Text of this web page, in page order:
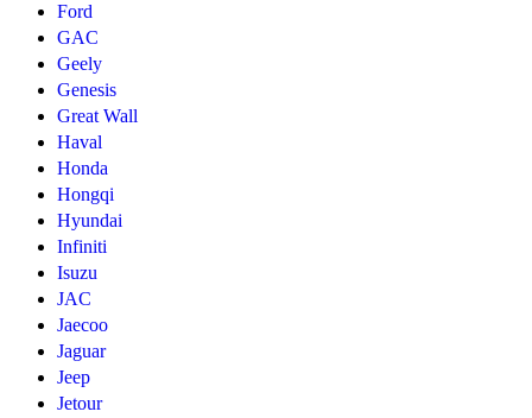
Ford
GAC
Geely
Genesis
Great Wall
Haval
Honda
Hongqi
Hyundai
Infiniti
Isuzu
JAC
Jaecoo
Jaguar
Jeep
Jetour